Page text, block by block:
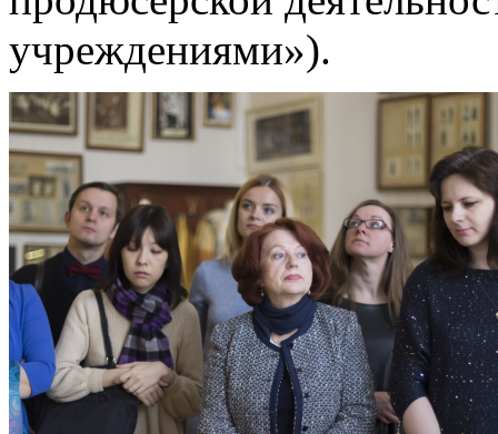
учреждениями»).